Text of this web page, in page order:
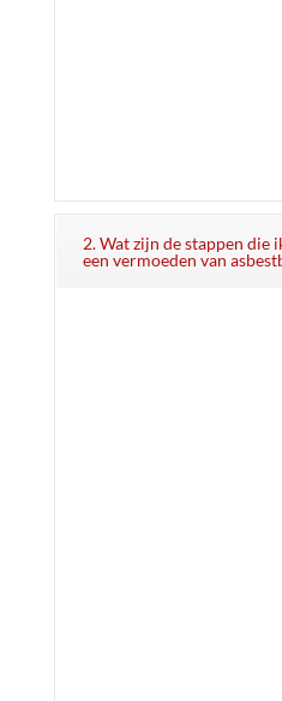
2. Wat zijn de stappen die
een vermoeden van